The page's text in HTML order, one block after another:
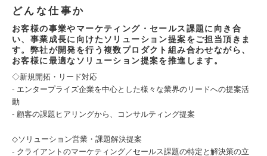
どんな仕事か
お客様の事業やマーケティング・セールス課題に向き合
い、事業成長に向けたソリューション提案をご担当頂きま
す。弊社が開発を行う複数プロダクト組み合わせながら、
お客様に最適なソリューション提案を推進します。
◇新規開拓・リード対応
- エンタープライズ企業を中心とした様々な業界のリードへの提案活
動
- 顧客の課題ヒアリングから、コンサルティング提案
◇ソリューション営業・課題解決提案
- クライアントのマーケティング／セールス課題の特定と解決策の立